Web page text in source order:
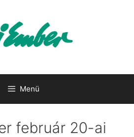
Menü
február 20-ai